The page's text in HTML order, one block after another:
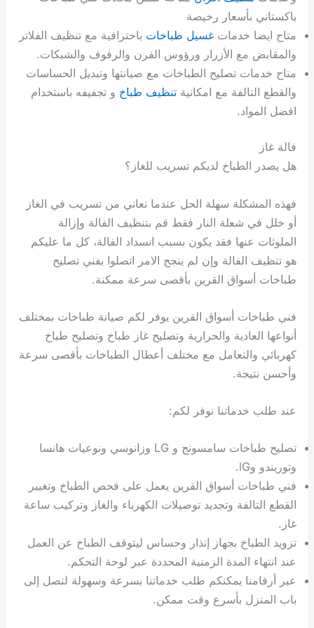
باكستاني بأسعار رخيصة
متاح ايضا خدماتغسيل طباخات باحترافية مع تنظيف الفلاتر
والمقابض مع الأزرار ورؤوس الفرن والرفوف والشبكات.
متاح خدمات تصليح الطباخات مع صيانتها وتبديل الحساسات
والقطع التالفة مع امكانيةتنظيف طباخ و تجفيفه باستخدام
افضل المواد.
فالة غاز
هل يصدر الطباخ لديكم تسريب للغاز؟
فهذه المشكلة سهلة الحل عندما تعاني من تسريب في الغاز
أو خلل في شعلة النار فقط قم بتنظيف الفالة وإزالة
الملوثات عنها فقد يكون بسبب انسداد الفالة، كل ما عليكم
هو تنظيف الفالة وإن لم ينجح الامر اتصلوا بفني تصليح
طباخات أسواق القرين بأقصى سرعة ممكنة.
فني طباخات أسواق القرين يوفر لكم صيانة طباخات بمختلف
أنواعها العادية والحرارية وتصليح غاز طباخ وتصليح طباخ
كهربائي والتعامل مع مختلف أعطال الطباخات بأقصى سرعة
وأحسن نتيجة.
عند طلب خدماتنا نوفر لكم:
تصليح طباخات سامسونج و LG وزانوسي ونوعيات هانسا
وتوريندو وlG.
فني طباخات أسواق القرين يعمل على فحص الطباخ وتغيير
القطع التالفة وتجديد توصيلات الكهرباء والغاز وتركيب ساعة
غاز.
تزويد الطباخ بجهاز إنذار وحساس ليتوقف الطباخ عن العمل
عند انتهاء المدة الزمنية المحددة عبر لوحة التحكم.
عبر أرقامنا يمكنكم طلب خدماتنا بسرعة وسهولة لنصل إلى
باب المنزل بأسرع وقت ممكن.